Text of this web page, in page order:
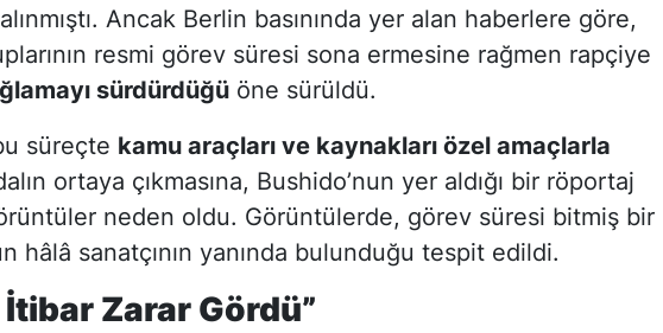
Ancak Berlin basınında yer alan haberlere göre,
resmi görev süresi sona ermesine rağmen rapçiye
sürdürdüğüöne sürüldü.
süreçte kamu araçları ve kaynakları özel amaçlarla
ortaya çıkmasına, Bushido’nun yer aldığı bir röportaj
neden oldu. Görüntülerde, görev süresi bitmiş bir
hâlâ sanatçının yanında bulunduğu tespit edildi.
Zarar Gördü”